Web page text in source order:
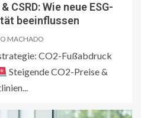
CSRD: Wie neue ESG-
beeinflussen
MACHADO
CO2-Fußabdruck
Steigende CO2-Preise &